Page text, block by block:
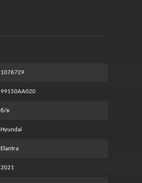
1076729
99150AA020
б/в
Hyundai
Elantra
2021